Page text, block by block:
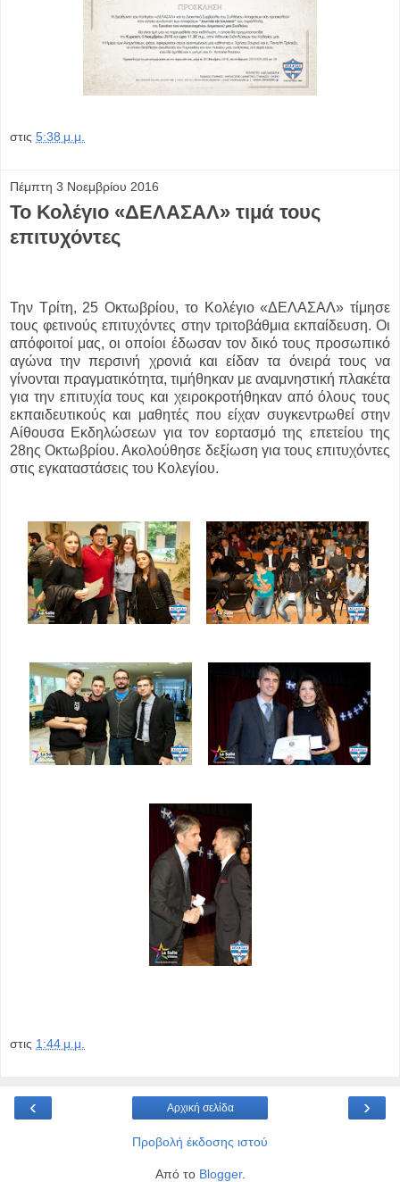
στις 5:38 μ.μ.
Πέμπτη 3 Νοεμβρίου 2016
Το Κολέγιο «ΔΕΛΑΣΑΛ» τιμά τους
επιτυχόντες
Την Τρίτη, 25 Οκτωβρίου, το Κολέγιο «ΔΕΛΑΣΑΛ» τίμησε
τους φετινούς επιτυχόντες στην τριτοβάθμια εκπαίδευση. Οι
απόφοιτοί μας, οι οποίοι έδωσαν τον δικό τους προσωπικό
αγώνα την περσινή χρονιά και είδαν τα όνειρά τους να
γίνονται πραγματικότητα, τιμήθηκαν με αναμνηστική πλακέτα
για την επιτυχία τους και χειροκροτήθηκαν από όλους τους
εκπαιδευτικούς και μαθητές που είχαν συγκεντρωθεί στην
Αίθουσα Εκδηλώσεων για τον εορτασμό της επετείου της
28ης Οκτωβρίου. Ακολούθησε δεξίωση για τους επιτυχόντες
στις εγκαταστάσεις του Κολεγίου.
στις 1:44 μ.μ.
‹ ›
Αρχική σελίδα
Προβολή έκδοσης ιστού
Από το Blogger.